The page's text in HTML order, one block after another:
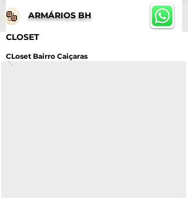
ARMÁRIOS BH
CLOSET
CLoset Bairro Caiçaras